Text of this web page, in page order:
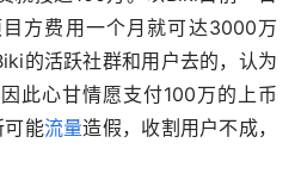
方费用一个月就可达3000万
的活跃社群和用户去的，认为
此心甘情愿支付100万的上币
可能流量造假，收割用户不成，